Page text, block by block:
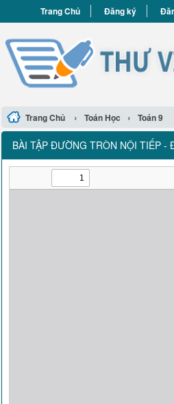
Trang Chủ Đăng ký
Trang Chủ › Toán Học › Toán 9
BÀI TẬP ĐƯỜNG TRÒN NỘI TIẾP -